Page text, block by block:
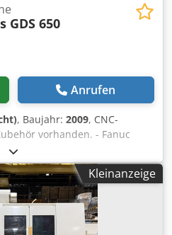
GDS 650
Anrufen
, Baujahr: 2009, CNC-
vorhanden. - Fanuc
(Edge 2-Turm von ARO-
(ELBARON SA) Cjdpfx
X-Achse 650 mm Y-Achse
Schwenkwinkel +150°/
+/- 180° Schleifspindel:
mm Drehzahl 0 – 10'000
Kleinanzeige